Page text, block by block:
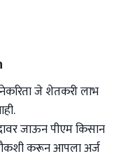
जे शेतकरी लाभ
जाऊन पीएम किसान
करून आपला अर्ज